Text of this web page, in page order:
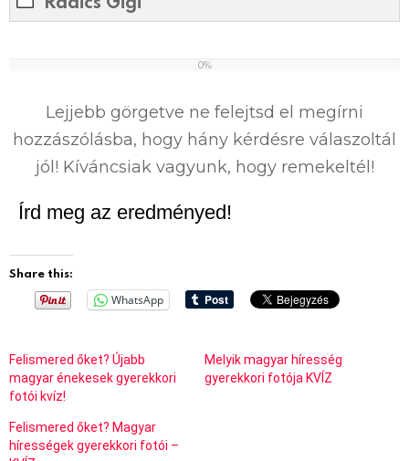
0%
Lejjebb görgetve ne felejtsd el megírni
hozzászólásba, hogy hány kérdésre válaszoltál
jól! Kíváncsiak vagyunk, hogy remekeltél!
Írd meg az eredményed!
Share this:
WhatsApp
Felismered őket? Újabb
magyar énekesek gyerekkori
fotói kvíz!
Melyik magyar híresség
gyerekkori fotója KVÍZ
Felismered őket? Magyar
hírességek gyerekkori fotói –